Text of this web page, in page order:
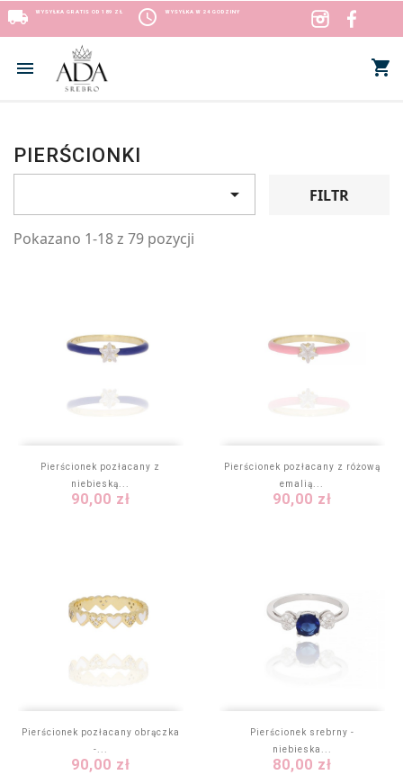
local_shipping WYSYŁKA GRATIS OD 189 ZŁ access_time WYSYŁKA W 24 GODZINY
 shopping_cart
PIERŚCIONKI
 FILTR
Pokazano 1-18 z 79 pozycji
Pierścionek pozłacany z
niebieską...
Cena
90,00 zł
Pierścionek pozłacany z różową
emalią...
Cena
90,00 zł
Pierścionek pozłacany obrączka
-...
Cena
90,00 zł
Pierścionek srebrny -
niebieska...
Cena
80,00 zł